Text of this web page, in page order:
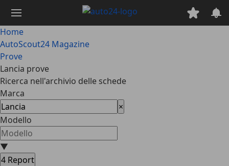
contenuto
principale
Home
AutoScout24 Magazine
Prove
Lancia prove
Ricerca nell'archivio delle schede
Marca
×
Modello
▼
4 Report